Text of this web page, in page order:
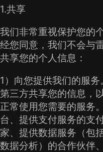
1.共享
我们非常重视保护您的
经您同意，我们不会与
共享您的个人信息：
1）向您提供我们的服
第三方共享您的信息，
正常使用您需要的服务
台、提供支付服务的支
家、提供数据服务（包
数据分析）的合作伙伴